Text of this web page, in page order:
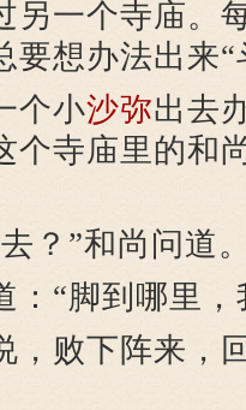
另一个寺庙。
要想办法出来“
小沙弥出去
个寺庙里的和
”和尚问道
“脚到哪里，
败下阵来，